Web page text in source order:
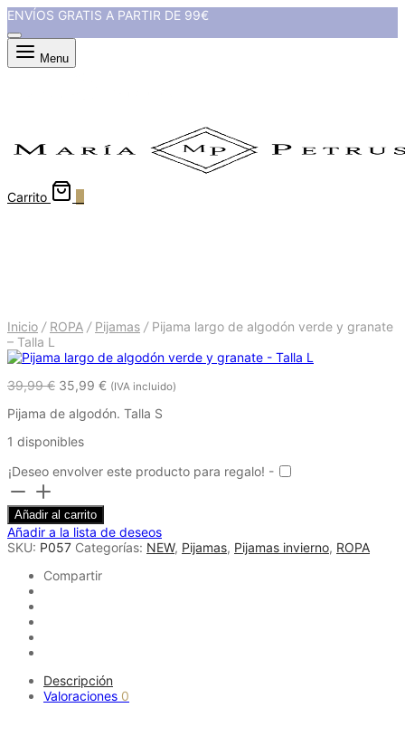
ENVÍOS GRATIS A PARTIR DE 99€
Menu
Carrito
Inicio / ROPA / Pijamas /Pijama largo de algodón verde y granate
– Talla L
39,99€ 35,99 € (IVA incluido)
Pijama de algodón. Talla S
1 disponibles
¡Deseo envolver este producto para regalo! -
Pijama
largo
de
algodón
verde
granate
-
Talla
L
cantidad
Añadir al carrito
Añadir a la lista de deseos
SKU: P057 Categorías: NEW, Pijamas, Pijamas invierno, ROPA
Compartir
Descripción
Valoraciones 0